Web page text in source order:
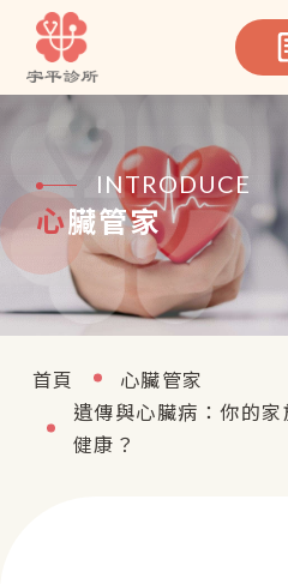
院所
INTRODUCE
心臟管家
首頁
心臟管家
遺傳與心臟病：你的
健康？